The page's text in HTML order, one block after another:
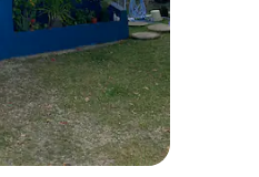
uit 5, 50 recensies